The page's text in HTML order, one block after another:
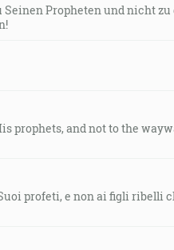
Seinen Propheten und nicht
prophets, and not to the
profeti, e non ai figli ribelli